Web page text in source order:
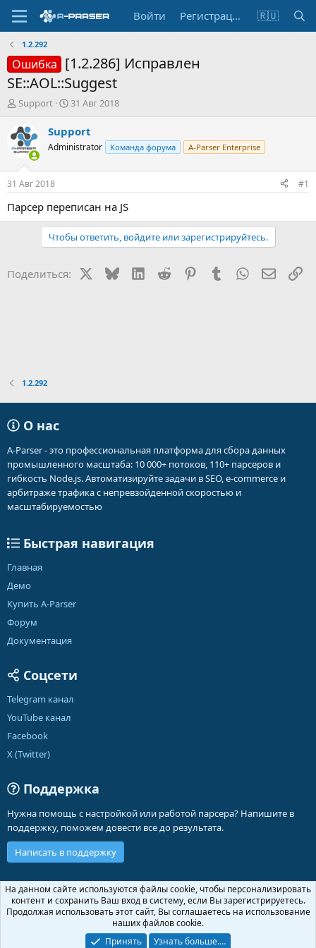
Войти Регистрация 🇷🇺
1.2.292
Ошибка [1.2.286] Исправлен
SE::AOL::Suggest
А
т
о
р
т
е
м
ы
Support
Д
т
а
н
а
л
31 Авг 2018
Support
Administrator Команда форума A-Parser Enterprise
31 Авг 2018 #1
Парсер переписан на JS
Чтобы ответить, войдите или зарегистрируйтесь.
Поделиться: BlueskyLinkedIn
Reddit PinterestTumblr WhatsApp
1.2.292
О нас
A-Parser - это профессиональная платформа для сбора данных
промышленного масштаба: 10 000+ потоков, 110+ парсеров и
гибкость Node.js. Автоматизируйте задачи в SEO, e-commerce и
арбитраже трафика с непревзойденной скоростью и
масштабируемостью
Быстрая навигация
Главная
Демо
Купить A-Parser
Форум
Документация
Соцсети
Telegram канал
YouTube канал
Facebook
X (Twitter)
Поддержка
Нужна помощь с настройкой или работой парсера? Напишите в
поддержку, поможем довести все до результата.
Написать в поддержку
Russian (RU)
Обратная связь
Условия и правила
Политика конфиденциальности
Помощь
Community platform by XenForo ® © 2010-2026 XenForo Ltd.
На данном сайте используются файлы cookie, чтобы персонализировать
контент и сохранить Ваш вход в систему, если Вы зарегистрируетесь.
Продолжая использовать этот сайт, Вы соглашаетесь на использование
наших файлов cookie.
Принять
Узнать больше.…